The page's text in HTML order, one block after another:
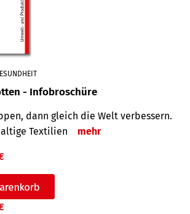
- Infobroschüre
dann gleich die Welt verbessern.
Textilien
mehr